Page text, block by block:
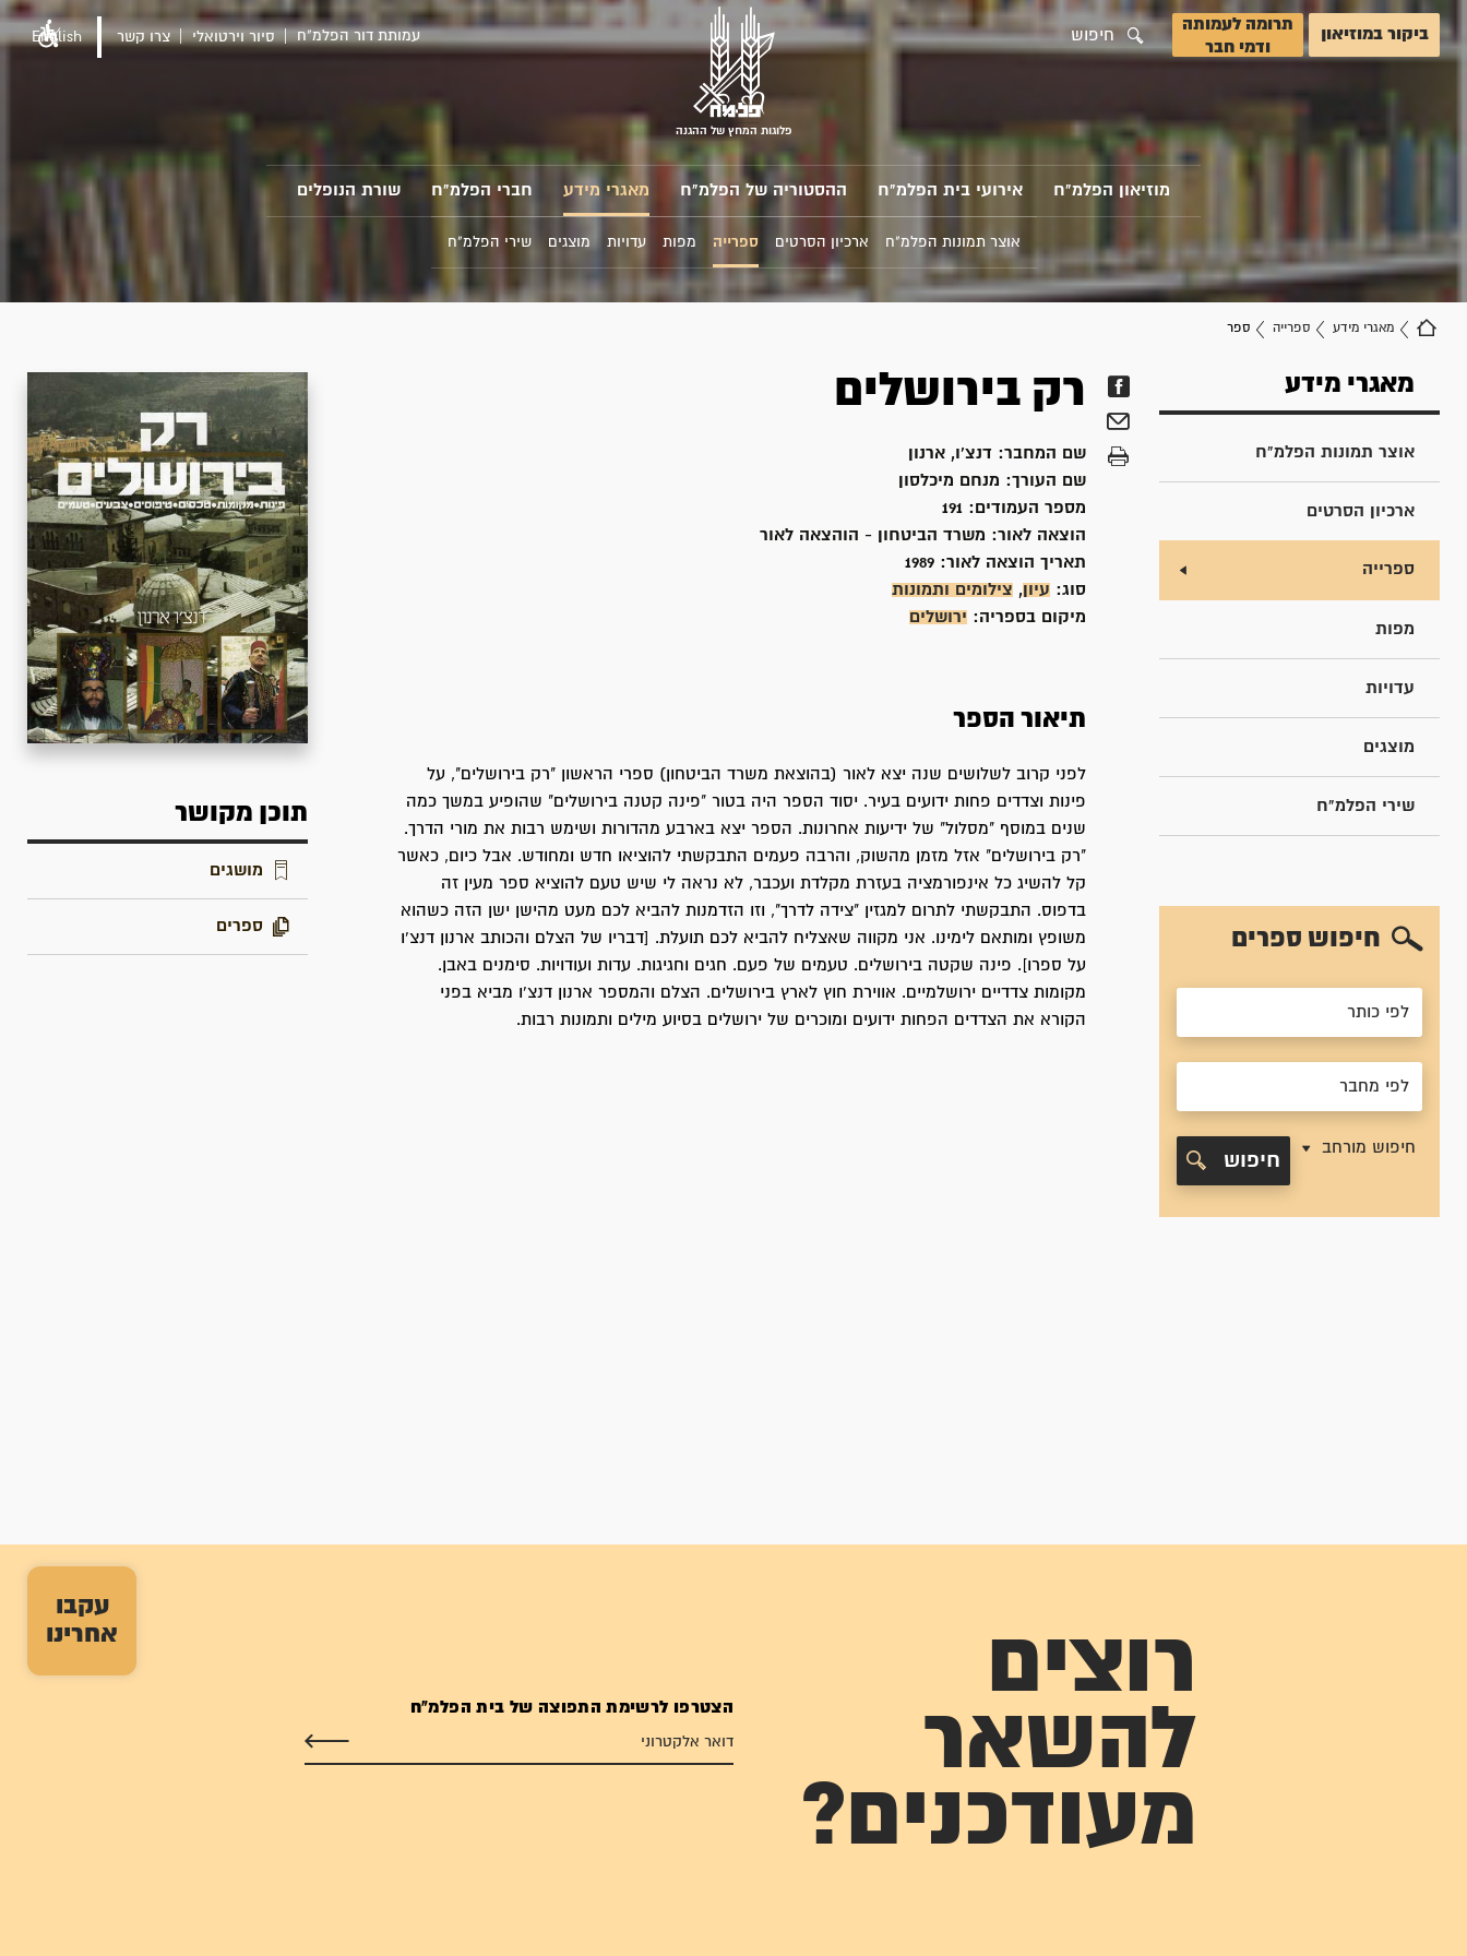
עקבו
אחרינו
ביקור במוזיאון
תרומה לעמותה
ודמי חבר
חיפוש
פלוגות המחץ של ההגנה
עמותת דור הפלמ"ח סיור וירטואלי צרו קשר English
מוזיאון הפלמ"ח אירועי בית הפלמ"ח ההסטוריה של הפלמ"ח מאגרי מידע חברי הפלמ"ח שורת הנופלים
אוצר תמונות הפלמ"ח ארכיון הסרטים ספרייה מפות עדויות מוצגים שירי הפלמ"ח
מאגרי מידע ספרייה ספר
מאגרי מידע
אוצר תמונות הפלמ"ח
ארכיון הסרטים
ספרייה
מפות
עדויות
מוצגים
שירי הפלמ"ח
חיפוש ספרים
חיפוש מורחב
חיפוש
רק בירושלים
שם המחבר: דנצ'ו, ארנון
שם העורך: מנחם מיכלסון
מספר העמודים: 191
הוצאה לאור: משרד הביטחון - הוהצאה לאור
תאריך הוצאה לאור:
סוג: עיון, צילומים ותמונות
מיקום בספריה: ירושלים
תיאור הספר
לפני קרוב לשלושים שנה יצא לאור (בהוצאת משרד הביטחון) ספרי הראשון "רק בירושלים", על
פינות וצדדים פחות ידועים בעיר. יסוד הספר היה בטור "פינה קטנה בירושלים" שהופיע במשך כמה
שנים במוסף "מסלול" של ידיעות אחרונות. הספר יצא בארבע מהדורות ושימש רבות את מורי הדרך.
"רק בירושלים" אזל מזמן מהשוק, והרבה פעמים התבקשתי להוציאו חדש ומחודש. אבל כיום, כאשר
קל להשיג כל אינפורמציה בעזרת מקלדת ועכבר, לא נראה לי שיש טעם להוציא ספר מעין זה
בדפוס. התבקשתי לתרום למגזין "צידה לדרך", וזו הזדמנות להביא לכם מעט מהישן ישן הזה כשהוא
משופץ ומותאם לימינו. אני מקווה שאצליח להביא לכם תועלת. [דבריו של הצלם והכותב ארנון דנצ'ו
על ספרו]. פינה שקטה בירושלים. טעמים של פעם. חגים וחגיגות. עדות ועודויות. סימנים באבן.
מקומות צדדיים ירושלמיים. אווירת חוץ לארץ בירושלים. הצלם והמספר ארנון דנצ'ו מביא בפני
הקורא את הצדדים הפחות ידועים ומוכרים של ירושלים בסיוע מילים ותמונות רבות.
תוכן מקושר
מושגים
ספרים
רוצים
להשאר
מעודכנים?
הצטרפו לרשימת התפוצה של בית הפלמ"ח